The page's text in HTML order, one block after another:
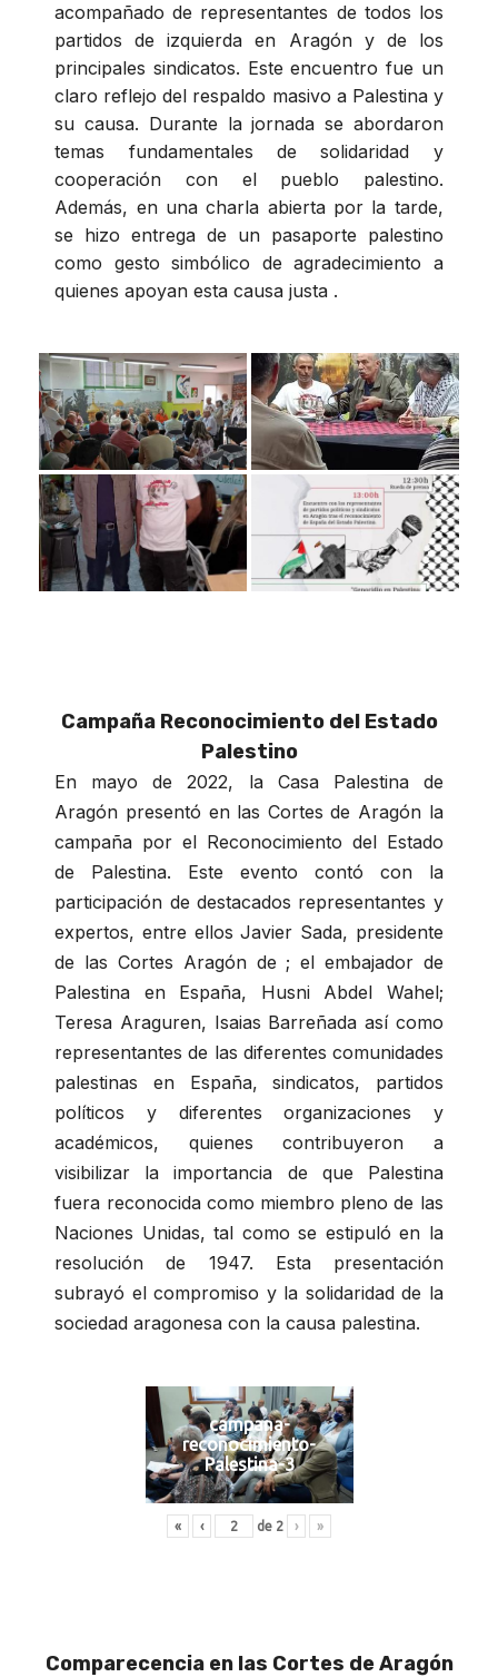
acompañado de representantes de todos los
partidos de izquierda en Aragón y de los
principales sindicatos. Este encuentro fue un
claro reflejo del respaldo masivo a Palestina y
su causa. Durante la jornada se abordaron
temas fundamentales de solidaridad y
cooperación con el pueblo palestino.
Además, en una charla abierta por la tarde,
se hizo entrega de un pasaporte palestino
como gesto simbólico de agradecimiento a
quienes apoyan esta causa justa .
Campaña Reconocimiento del Estado
Palestino
En mayo de 2022, la Casa Palestina de
Aragón presentó en las Cortes de Aragón la
campaña por el Reconocimiento del Estado
de Palestina. Este evento contó con la
participación de destacados representantes y
expertos, entre ellos Javier Sada, presidente
de las Cortes Aragón de ; el embajador de
Palestina en España, Husni Abdel Wahel;
Teresa Araguren, Isaias Barreñada así como
representantes de las diferentes comunidades
palestinas en España, sindicatos, partidos
políticos y diferentes organizaciones y
académicos, quienes contribuyeron a
visibilizar la importancia de que Palestina
fuera reconocida como miembro pleno de las
Naciones Unidas, tal como se estipuló en la
resolución de 1947. Esta presentación
subrayó el compromiso y la solidaridad de la
sociedad aragonesa con la causa palestina.
campana-
reconocimiento-
Palestina-3
« ‹ de 2 › »
Comparecencia en las Cortes de Aragón